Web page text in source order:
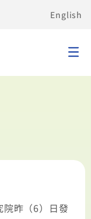
English
昨（6）日發